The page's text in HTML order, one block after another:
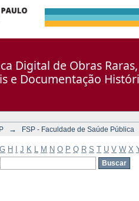
Digital de Obras Raras,
e Documentação
→ FSP - Faculdade de Saúde Pública
G H J K M N O P Q R S T U V W X